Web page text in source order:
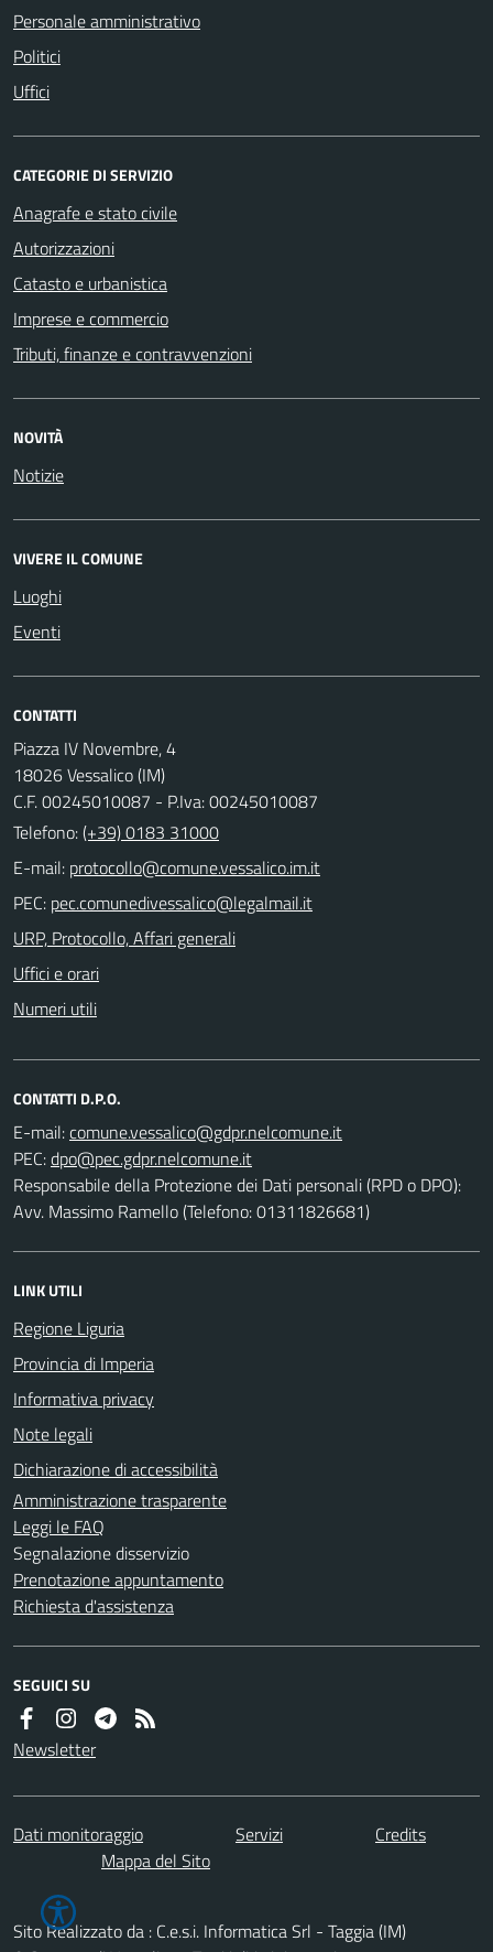
Personale amministrativo
Politici
Uffici
CATEGORIE DI SERVIZIO
Anagrafe e stato civile
Autorizzazioni
Catasto e urbanistica
Imprese e commercio
Tributi, finanze e contravvenzioni
NOVITÀ
Notizie
VIVERE IL COMUNE
Luoghi
Eventi
CONTATTI
Piazza IV Novembre, 4
18026 Vessalico (IM)
C.F. 00245010087 - P.Iva: 00245010087
Telefono:(+39) 0183 31000
E-mail:
PEC:
URP, Protocollo, Affari generali
Uffici e orari
Numeri utili
CONTATTI D.P.O.
E-mail:
PEC:
Responsabile della Protezione dei Dati personali (RPD o DPO):
Avv. Massimo Ramello (Telefono: 01311826681)
LINK UTILI
Regione Liguria
Provincia di Imperia
Informativa privacy
Note legali
Dichiarazione di accessibilità
Amministrazione trasparente
Leggi le FAQ
Segnalazione disservizio
Prenotazione appuntamento
Richiesta d'assistenza
SEGUICI SU
Newsletter
Dati monitoraggio Servizi
Credits
Mappa del Sito
Sito Realizzato da : C.e.s.i. Informatica Srl - Taggia (IM)